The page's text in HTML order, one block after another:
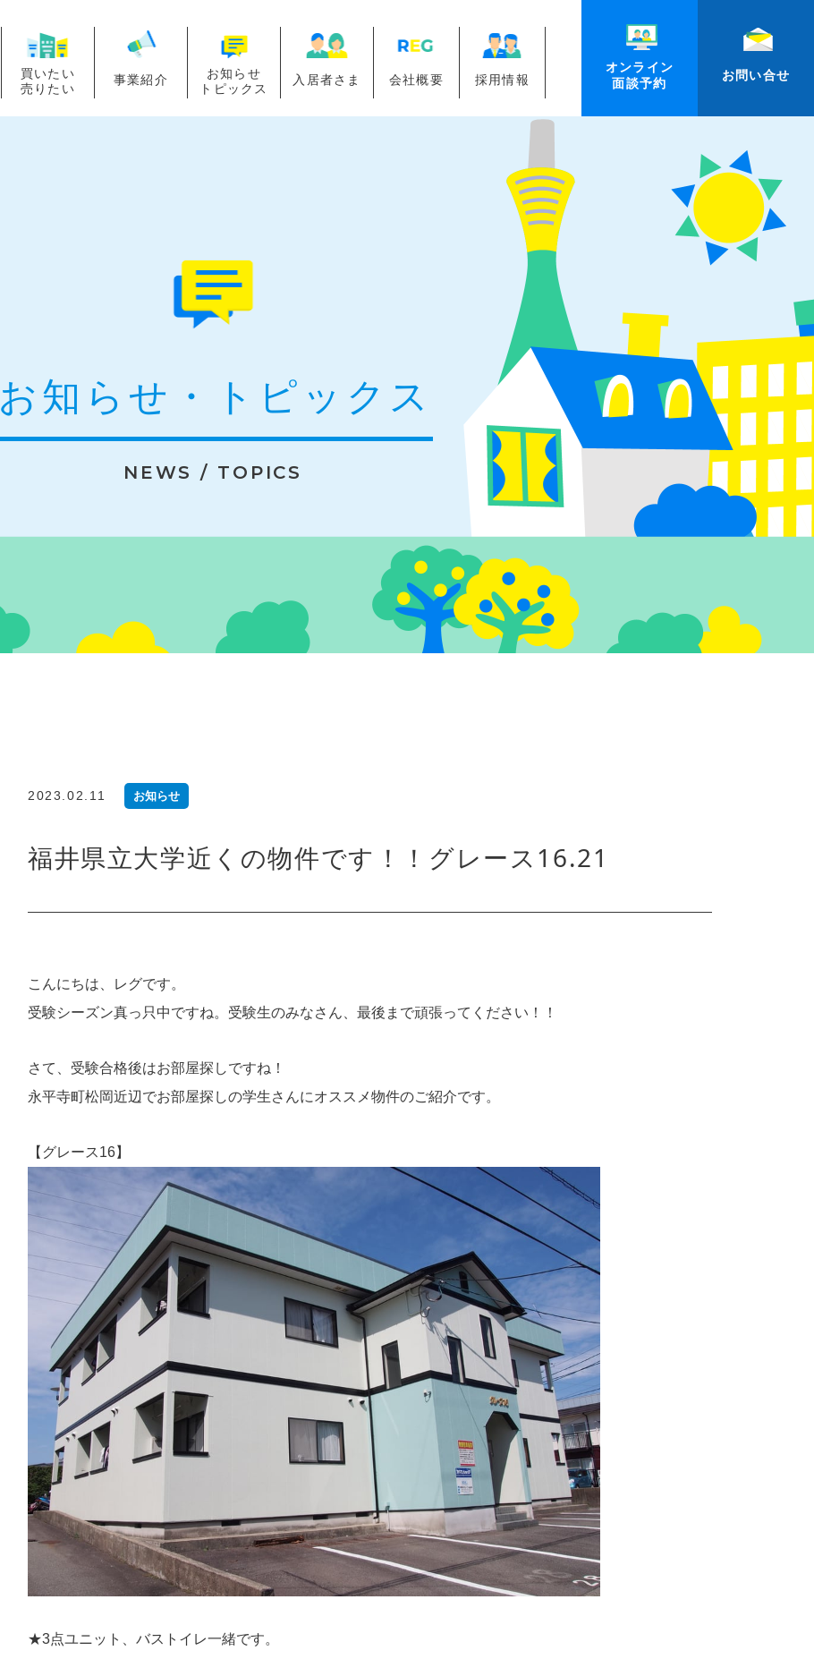
買いたい
売りたい
事業紹介
お知らせ
トピックス
入居者さま 会社概要 採用情報
オンライン
面談予約
お問い合せ
お知らせ・ トピックス
NEWS / TOPICS
2023.02.11 お知らせ
福井県立大学近くの物件です！！グレース16.21
こんにちは、レグです。
受験シーズン真っ只中ですね。受験生のみなさん、最後まで頑張ってください！！
さて、受験合格後はお部屋探しですね！
永平寺町松岡近辺でお部屋探しの学生さんにオススメ物件のご紹介です。
【グレース16】
★3点ユニット、バストイレ一緒です。